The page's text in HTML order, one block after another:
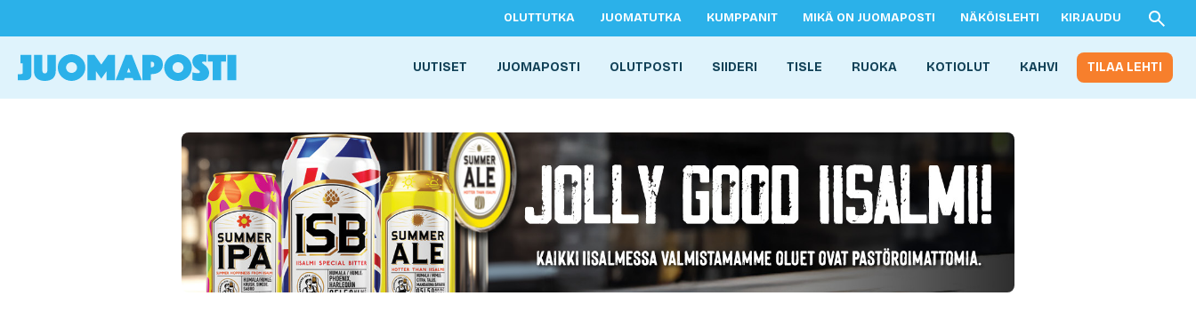
OLUTTUTKA JUOMATUTKA KUMPPANIT MIKÄ ON JUOMAPOSTI NÄKÖISLEHTI KIRJAUDU
UUTISET JUOMAPOSTI OLUTPOSTI SIIDERI TISLE RUOKA KOTIOLUT KAHVI TILAA LEHTI